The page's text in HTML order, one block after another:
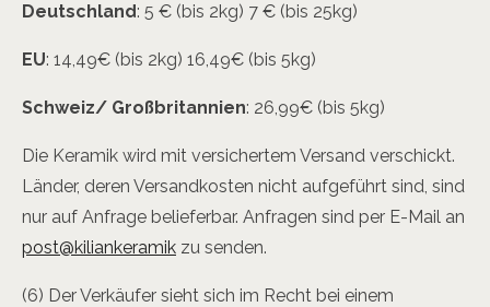
Deutschland: 5 € (bis 2kg) 7 € (bis 25kg)
EU: 14,49€ (bis 2kg) 16,49€ (bis 5kg)
Schweiz/ Großbritannien: 26,99€ (bis 5kg)
Die Keramik wird mit versichertem Versand verschickt.
Länder, deren Versandkosten nicht aufgeführt sind, sind
nur auf Anfrage belieferbar. Anfragen sind per E-Mail an
post@kiliankeramik zu senden.
(6) Der Verkäufer sieht sich im Recht bei einem